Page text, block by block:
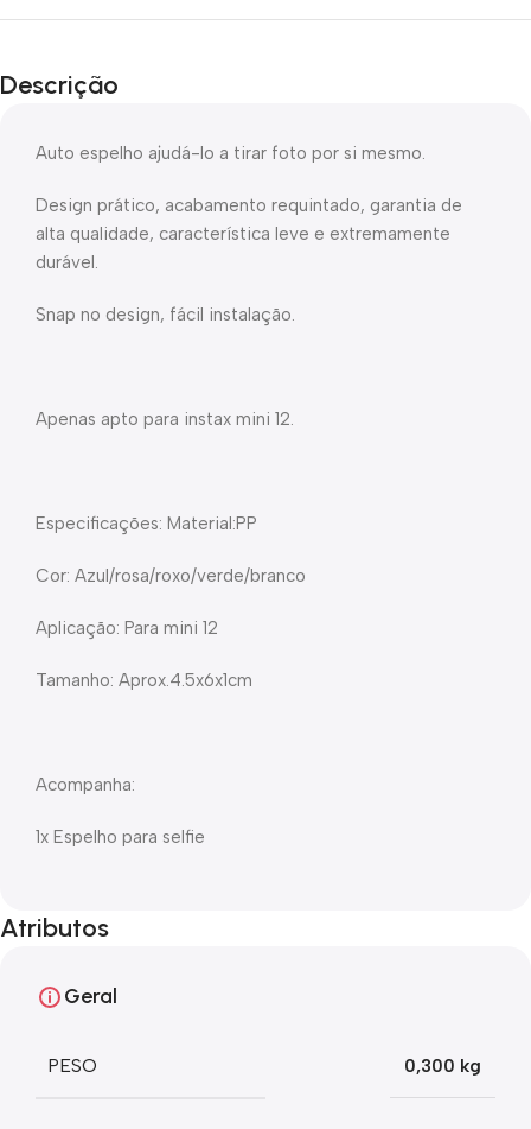
Descrição
Auto espelho ajudá-lo a tirar foto por si mesmo.
Design prático, acabamento requintado, garantia de
alta qualidade, característica leve e extremamente
durável.
Snap no design, fácil instalação.
Apenas apto para instax mini 12.
Especificações: Material:PP
Cor: Azul/rosa/roxo/verde/branco
Aplicação: Para mini 12
Tamanho: Aprox.4.5x6x1cm
Acompanha:
1x Espelho para selfie
Atributos
Geral
PESO 0,300 kg